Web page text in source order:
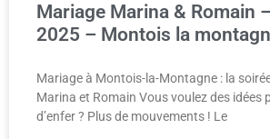
Mariage Marina & Romain
2025 – Montois la
Mariage à Montois-la-Montagne : la
Marina et Romain Vous voulez des idées
d’enfer ? Plus de mouvements ! Le